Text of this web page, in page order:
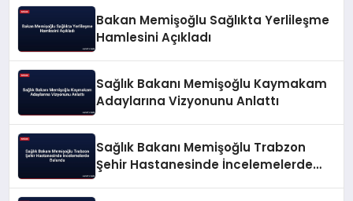
Bakan Memişoğlu Sağlıkta Yerlileşme
Hamlesini Açıkladı
Sağlık Bakanı Memişoğlu Kaymakam
Adaylarına Vizyonunu Anlattı
Sağlık Bakanı Memişoğlu Trabzon
Şehir Hastanesinde İncelemelerde